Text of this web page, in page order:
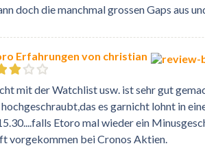
doch die manchmal grossen Gaps aus
Erfahrungen von christian
mit der Watchlist usw. ist sehr gut
es garnicht lohnt in
Etoro mal wieder ein
vorgekommen bei Cronos Aktien.